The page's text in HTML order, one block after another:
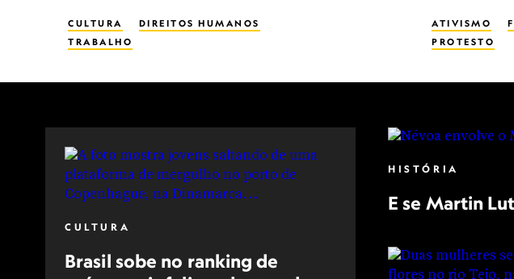
CULTURA
DIREITOS HUMANOS
TRABALHO
ATIVISMO
PROTESTO
CULTURA
Brasil sobe no ranking de
HISTÓRIA
E se Martin